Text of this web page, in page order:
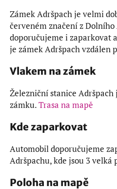
Zámek Adršpach je velmi
červeném značení z Dolního
doporučujeme i zaparkovat
je zámek Adršpach vzdálen
Vlakem na zámek
Železniční stanice Adršpach
zámku.Trasa na mapě
Kde zaparkovat
Automobil doporučujeme
Adršpachu, kde jsou 3
Poloha na mapě